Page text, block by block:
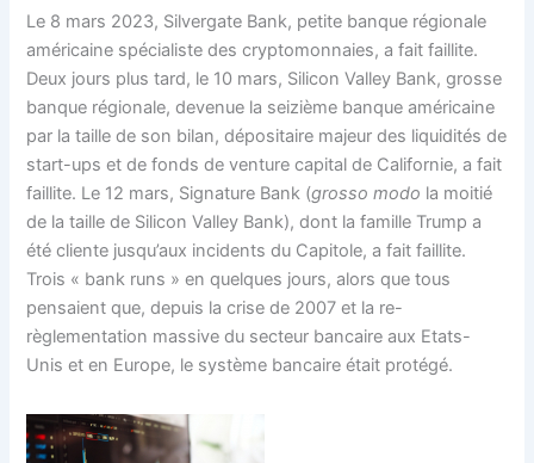
Le 8 mars 2023, Silvergate Bank, petite banque régionale
américaine spécialiste des cryptomonnaies, a fait faillite.
Deux jours plus tard, le 10 mars, Silicon Valley Bank, grosse
banque régionale, devenue la seizième banque américaine
par la taille de son bilan, dépositaire majeur des liquidités de
start-ups et de fonds de venture capital de Californie, a fait
faillite. Le 12 mars, Signature Bank (grosso modo la moitié
de la taille de Silicon Valley Bank), dont la famille Trump a
été cliente jusqu’aux incidents du Capitole, a fait faillite.
Trois « bank runs » en quelques jours, alors que tous
pensaient que, depuis la crise de 2007 et la re-
règlementation massive du secteur bancaire aux Etats-
Unis et en Europe, le système bancaire était protégé.